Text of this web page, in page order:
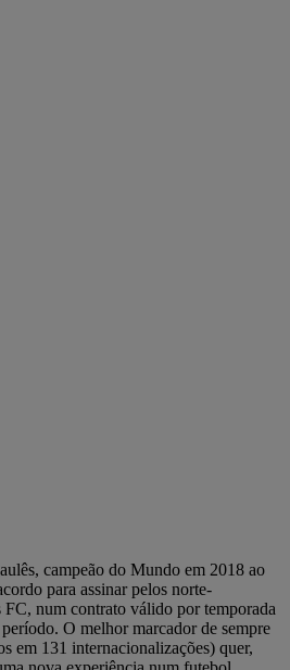
campeão do Mundo em 2018 ao
para assinar pelos norte-
num contrato válido por temporada
O melhor marcador de sempre
em 131 internacionalizações) quer,